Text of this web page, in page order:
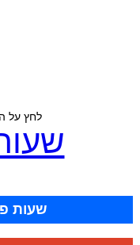
לחץ על
שעות